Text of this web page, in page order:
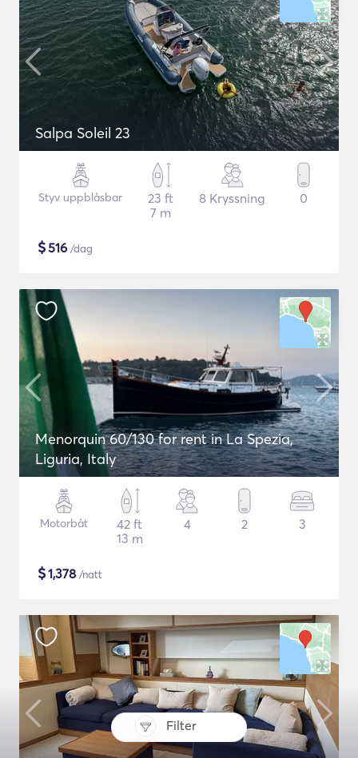
Filter
Salpa Soleil 23
Styv uppblåsbar
23 ft
7 m
8 Kryssning 0
$516 /dag
Menorquin 60/130 for rent in La Spezia,
Liguria, Italy
Motorbåt
42 ft
13 m
4 2 3
$1,378 /natt